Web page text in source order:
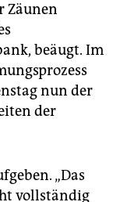
Zäunen
beäugt. Im
nun der
der
„Das
vollständig